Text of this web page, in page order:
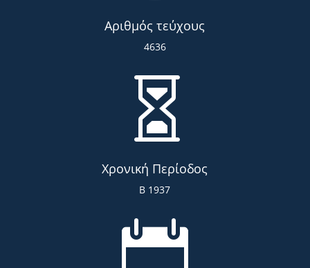
Αριθμός τεύχους
4636

Χρονική Περίοδος
Β 1937
